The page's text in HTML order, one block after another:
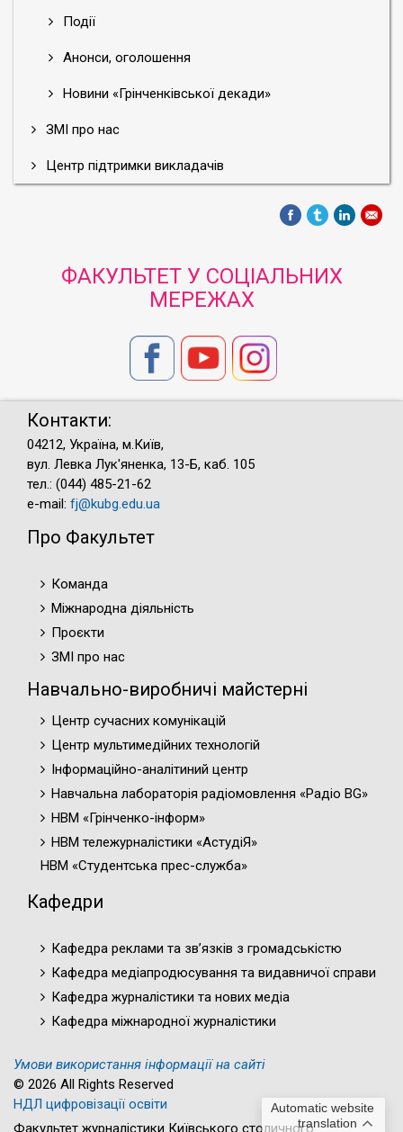
Події
Анонси, оголошення
Новини «Грінченківської декади»
ЗМІ про нас
Центр підтримки викладачів
Automatic website
translation
ФАКУЛЬТЕТ У СОЦІАЛЬНИХ
МЕРЕЖАХ
Контакти:
04212, Україна, м.Київ,
вул. Левка Лук'яненка, 13-Б, каб. 105
тел.: (044) 485-21-62
e-mail: fj@kubg.edu.ua
Про Факультет
Команда
Міжнародна діяльність
Проєкти
ЗМІ про нас
Навчально-виробничі майстерні
Центр сучасних комунікацій
Центр мультимедійних технологій
Інформаційно-аналітиний центр
Навчальна лабораторія радіомовлення «Радіо BG»
НВМ «Грінченко-інформ»
НВМ тележурналістики «АстудіЯ»
НВМ «Студентська прес-служба»
Кафедри
Кафедра реклами та зв’язків з громадськістю
Кафедра медіапродюсування та видавничої справи
Кафедра журналістики та нових медіа
Кафедра міжнародної журналістики
Умови використання інформації на сайті
© 2026 All Rights Reserved
НДЛ цифровізації освіти
Факультет журналістики Київського столичного